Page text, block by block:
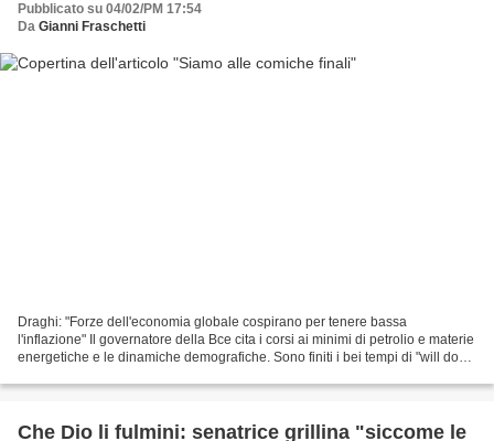
Pubblicato su 04/02/PM 17:54
Da Gianni Fraschetti
Draghi: "Forze dell'economia globale cospirano per tenere bassa
l'inflazione" Il governatore della Bce cita i corsi ai minimi di petrolio e materie
energetiche e le dinamiche demografiche. Sono finiti i bei tempi di "will do
Che Dio li fulmini: senatrice grillina "siccome le